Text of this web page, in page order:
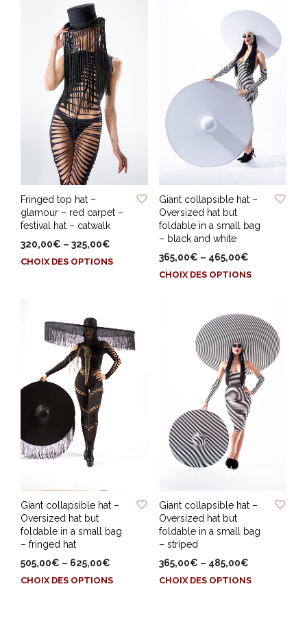
ADD TO WISHLIST
Fringed top hat –
glamour – red carpet –
festival hat – catwalk
320,00€ – 325,00€
CHOIX DES OPTIONSCe
Les
options
peuvent
ADD TO WISHLIST
Giant collapsible hat –
Oversized hat but
foldable in a small bag
– black and white
365,00€ – 465,00€
CHOIX DES OPTIONSCe
plusieurs
variations.
Les
options
peuvent
être
choisies
ADD TO WISHLIST
Giant collapsible hat –
Oversized hat but
foldable in a small bag
– fringed hat
505,00€ – 625,00€
CHOIX DES OPTIONSCe
Giant collapsible hat –
Oversized hat but
foldable in a small bag
– striped
365,00€ – 485,00€
CHOIX DES OPTIONSCe